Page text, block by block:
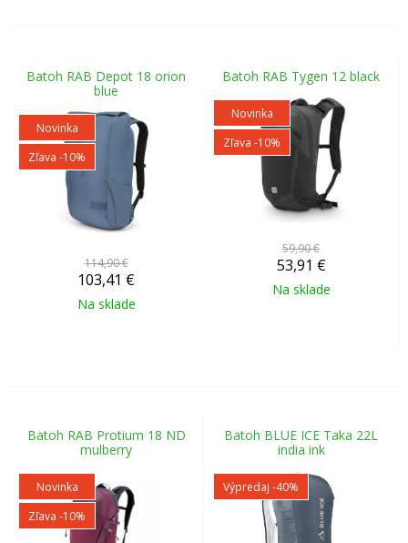
Batoh RAB Depot 18 orion
blue
Novinka
Zľava -10%
114,90 €
103,41 €
Na sklade
Batoh RAB Tygen 12 black
Novinka
Zľava -10%
59,90 €
53,91 €
Na sklade
Batoh RAB Protium 18 ND
mulberry
Novinka
Zľava -10%
Batoh BLUE ICE Taka 22L
india ink
Výpredaj -40%